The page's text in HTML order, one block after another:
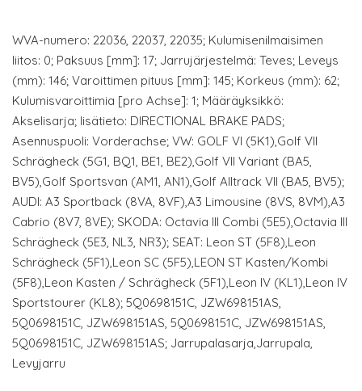
WVA-numero: 22036, 22037, 22035; Kulumisenilmaisimen
liitos: 0; Paksuus [mm]: 17; Jarrujärjestelmä: Teves; Leveys
(mm): 146; Varoittimen pituus [mm]: 145; Korkeus (mm): 62;
Kulumisvaroittimia [pro Achse]: 1; Määräyksikkö:
Akselisarja; lisätieto: DIRECTIONAL BRAKE PADS;
Asennuspuoli: Vorderachse; VW: GOLF VI (5K1),Golf VII
Schrägheck (5G1, BQ1, BE1, BE2),Golf VII Variant (BA5,
BV5),Golf Sportsvan (AM1, AN1),Golf Alltrack VII (BA5, BV5);
AUDI: A3 Sportback (8VA, 8VF),A3 Limousine (8VS, 8VM),A3
Cabrio (8V7, 8VE); SKODA: Octavia III Combi (5E5),Octavia III
Schrägheck (5E3, NL3, NR3); SEAT: Leon ST (5F8),Leon
Schrägheck (5F1),Leon SC (5F5),LEON ST Kasten/Kombi
(5F8),Leon Kasten / Schrägheck (5F1),Leon IV (KL1),Leon IV
Sportstourer (KL8); 5Q0698151C, JZW698151AS,
5Q0698151C, JZW698151AS, 5Q0698151C, JZW698151AS,
5Q0698151C, JZW698151AS; Jarrupalasarja,Jarrupala,
Levyjarru